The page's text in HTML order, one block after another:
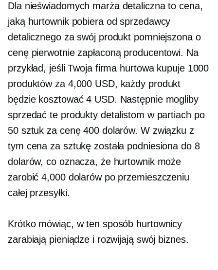
Dla nieświadomych marża detaliczna to cena,
jaką hurtownik pobiera od sprzedawcy
detalicznego za swój produkt pomniejszona o
cenę pierwotnie zapłaconą producentowi. Na
przykład, jeśli Twoja firma hurtowa kupuje 1000
produktów za 4,000 USD, każdy produkt
będzie kosztować 4 USD. Następnie mogliby
sprzedać te produkty detalistom w partiach po
50 sztuk za cenę 400 dolarów. W związku z
tym cena za sztukę została podniesiona do 8
dolarów, co oznacza, że ​​hurtownik może
zarobić 4,000 dolarów po przemieszczeniu
całej przesyłki.
Krótko mówiąc, w ten sposób hurtownicy
zarabiają pieniądze i rozwijają swój biznes.